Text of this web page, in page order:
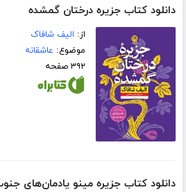
دانلود کتاب جزیره درختان گمشده
از: الیف شافاک
موضوع: عاشقانه
۳۹۲ صفحه
دانلود کتاب جزیره مینو یادمان‌های